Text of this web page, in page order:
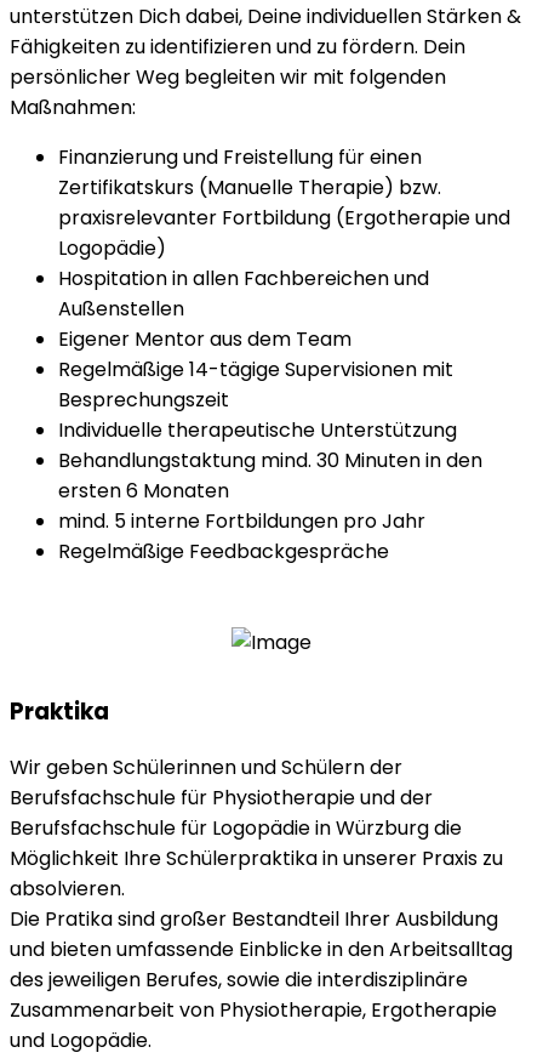
unterstützen Dich dabei, Deine individuellen Stärken &
Fähigkeiten zu identifizieren und zu fördern. Dein
persönlicher Weg begleiten wir mit folgenden
Maßnahmen:
Finanzierung und Freistellung für einen
Zertifikatskurs (Manuelle Therapie) bzw.
praxisrelevanter Fortbildung (Ergotherapie und
Logopädie)
Hospitation in allen Fachbereichen und
Außenstellen
Eigener Mentor aus dem Team
Regelmäßige 14-tägige Supervisionen mit
Besprechungszeit
Individuelle therapeutische Unterstützung
Behandlungstaktung mind. 30 Minuten in den
ersten 6 Monaten
mind. 5 interne Fortbildungen pro Jahr
Regelmäßige Feedbackgespräche
Praktika
Wir geben Schülerinnen und Schülern der
Berufsfachschule für Physiotherapie und der
Berufsfachschule für Logopädie in Würzburg die
Möglichkeit Ihre Schülerpraktika in unserer Praxis zu
absolvieren.
Die Pratika sind großer Bestandteil Ihrer Ausbildung
und bieten umfassende Einblicke in den Arbeitsalltag
des jeweiligen Berufes, sowie die interdisziplinäre
Zusammenarbeit von Physiotherapie, Ergotherapie
und Logopädie.